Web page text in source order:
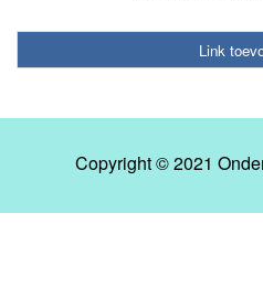
Link
Copyright © 2021